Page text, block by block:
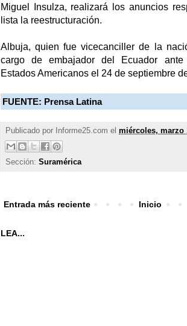
Miguel Insulza, realizará los anuncios
lista la reestructuración.
Albuja, quien fue vicecanciller de la
cargo de embajador del Ecuador
Estados Americanos el 24 de septiembre
FUENTE: Prensa Latina
Publicado por Informe25.com el miércoles, marzo
Sección: Suramérica
Entrada más reciente Inicio
LEA...